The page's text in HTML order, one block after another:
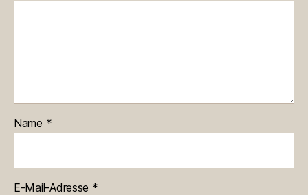
Name *
E-Mail-Adresse *